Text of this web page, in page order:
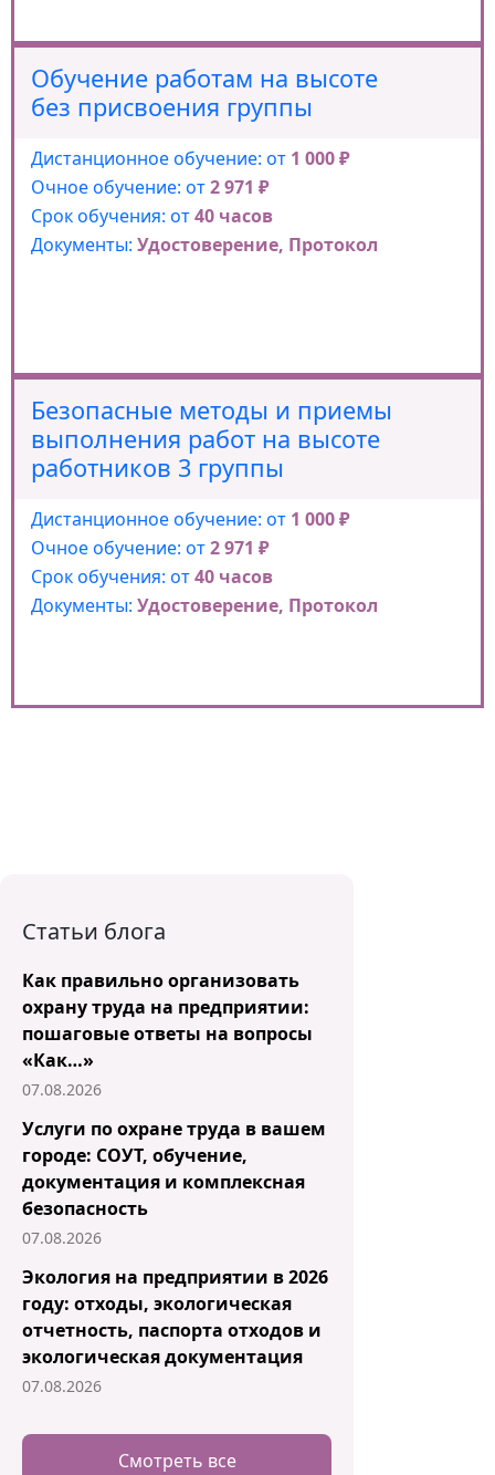
Обучение работам на высоте
без присвоения группы
Дистанционное обучение: от 1 000 ₽
Очное обучение: от2 971 ₽
Срок обучения: от40 часов
Документы: Удостоверение, Протокол
Безопасные методы и приемы
выполнения работ на высоте
работников 3 группы
Дистанционное обучение: от 1 000 ₽
Очное обучение: от2 971 ₽
Срок обучения: от40 часов
Документы: Удостоверение, Протокол
Статьи блога
Как правильно организовать
охрану труда на предприятии:
пошаговые ответы на вопросы
«Как…»
07.08.2026
Услуги по охране труда в вашем
городе: СОУТ, обучение,
документация и комплексная
безопасность
07.08.2026
Экология на предприятии в 2026
году: отходы, экологическая
отчетность, паспорта отходов и
экологическая документация
07.08.2026
Смотреть все